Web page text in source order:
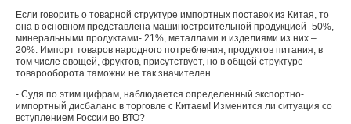
Если говорить о товарной структуре импортных поставок из Китая, то
она в основном представлена машиностроительной продукцией- 50%,
минеральными продуктами- 21%, металлами и изделиями из них –
20%. Импорт товаров народного потребления, продуктов питания, в
том числе овощей, фруктов, присутствует, но в общей структуре
товарооборота таможни не так значителен.
- Судя по этим цифрам, наблюдается определенный экспортно-
импортный дисбаланс в торговле с Китаем! Изменится ли ситуация со
вступлением России во ВТО?